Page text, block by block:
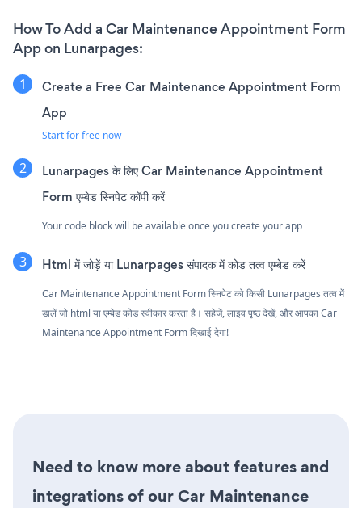
How To Add a Car Maintenance Appointment Form
App on Lunarpages:
Create a Free Car Maintenance Appointment Form
App
Start for free now
Lunarpages के लिए Car Maintenance Appointment
Form एम्बेड स्निपेट कॉपी करें
Your code block will be available once you create your app
Html में जोड़ें या Lunarpages संपादक में कोड तत्व एम्बेड करें
Car Maintenance Appointment Form स्निपेट को किसी Lunarpages तत्व में
डालें जो html या एम्बेड कोड स्वीकार करता है। सहेजें, लाइव पृष्ठ देखें, और आपका Car
Maintenance Appointment Form दिखाई देगा!
Need to know more about features and
integrations of our Car Maintenance